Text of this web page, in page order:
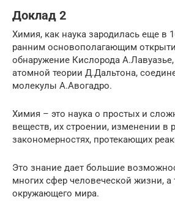
Доклад 2
Химия, как наука зародилась еще в
ранним основополагающим
обнаружение Кислорода А.Лавуазье,
атомной теории Д.Дальтона,
молекулы А.Авогадро.
Химия – это наука о простых и
веществ, их строении, изменении в
закономерностях, протекающих
Это знание дает большие
многих сфер человеческой жизни, а
окружающего мира.